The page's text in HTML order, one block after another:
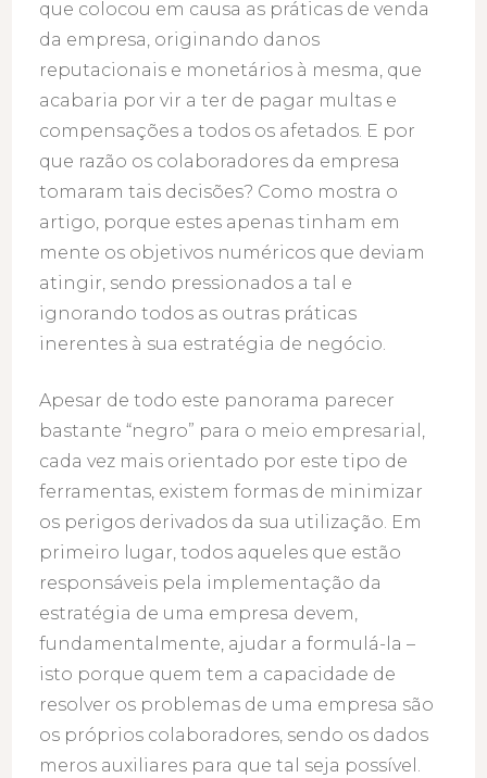
que colocou em causa as práticas de venda
da empresa, originando danos
reputacionais e monetários à mesma, que
acabaria por vir a ter de pagar multas e
compensações a todos os afetados. E por
que razão os colaboradores da empresa
tomaram tais decisões? Como mostra o
artigo, porque estes apenas tinham em
mente os objetivos numéricos que deviam
atingir, sendo pressionados a tal e
ignorando todos as outras práticas
inerentes à sua estratégia de negócio.
Apesar de todo este panorama parecer
bastante “negro” para o meio empresarial,
cada vez mais orientado por este tipo de
ferramentas, existem formas de minimizar
os perigos derivados da sua utilização. Em
primeiro lugar, todos aqueles que estão
responsáveis pela implementação da
estratégia de uma empresa devem,
fundamentalmente, ajudar a formulá-la –
isto porque quem tem a capacidade de
resolver os problemas de uma empresa são
os próprios colaboradores, sendo os dados
meros auxiliares para que tal seja possível.